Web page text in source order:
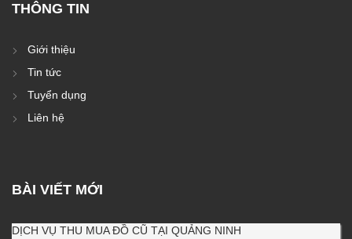
THÔNG TIN
Giới thiệu
Tin tức
Tuyển dụng
Liên hệ
BÀI VIẾT MỚI
DỊCH VỤ THU MUA ĐỒ CŨ TẠI QUẢNG NINH